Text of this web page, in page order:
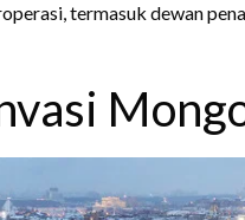
termasuk dewan